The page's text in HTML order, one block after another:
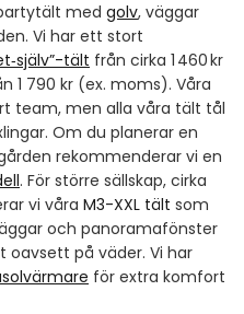
med golv, väggar
Vi har ett stort
tält från cirka 1 460 kr
1 790 kr (ex. moms). Våra
team, men alla våra tält tål
Om du planerar en
rekommenderar vi en
. För större sällskap, cirka
vi våra M3-XXL tält som
och panoramafönster
oavsett på väder. Vi har
för extra komfort